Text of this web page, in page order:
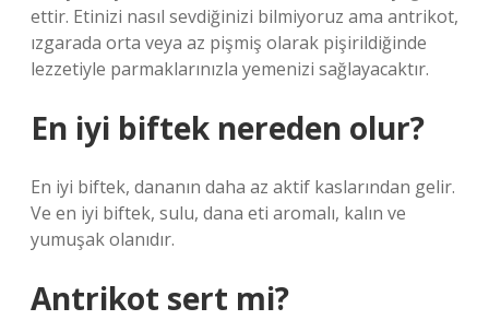
ettir. Etinizi nasıl sevdiğinizi bilmiyoruz ama antrikot,
ızgarada orta veya az pişmiş olarak pişirildiğinde
lezzetiyle parmaklarınızla yemenizi sağlayacaktır.
En iyi biftek nereden olur?
En iyi biftek, dananın daha az aktif kaslarından gelir.
Ve en iyi biftek, sulu, dana eti aromalı, kalın ve
yumuşak olanıdır.
Antrikot sert mi?